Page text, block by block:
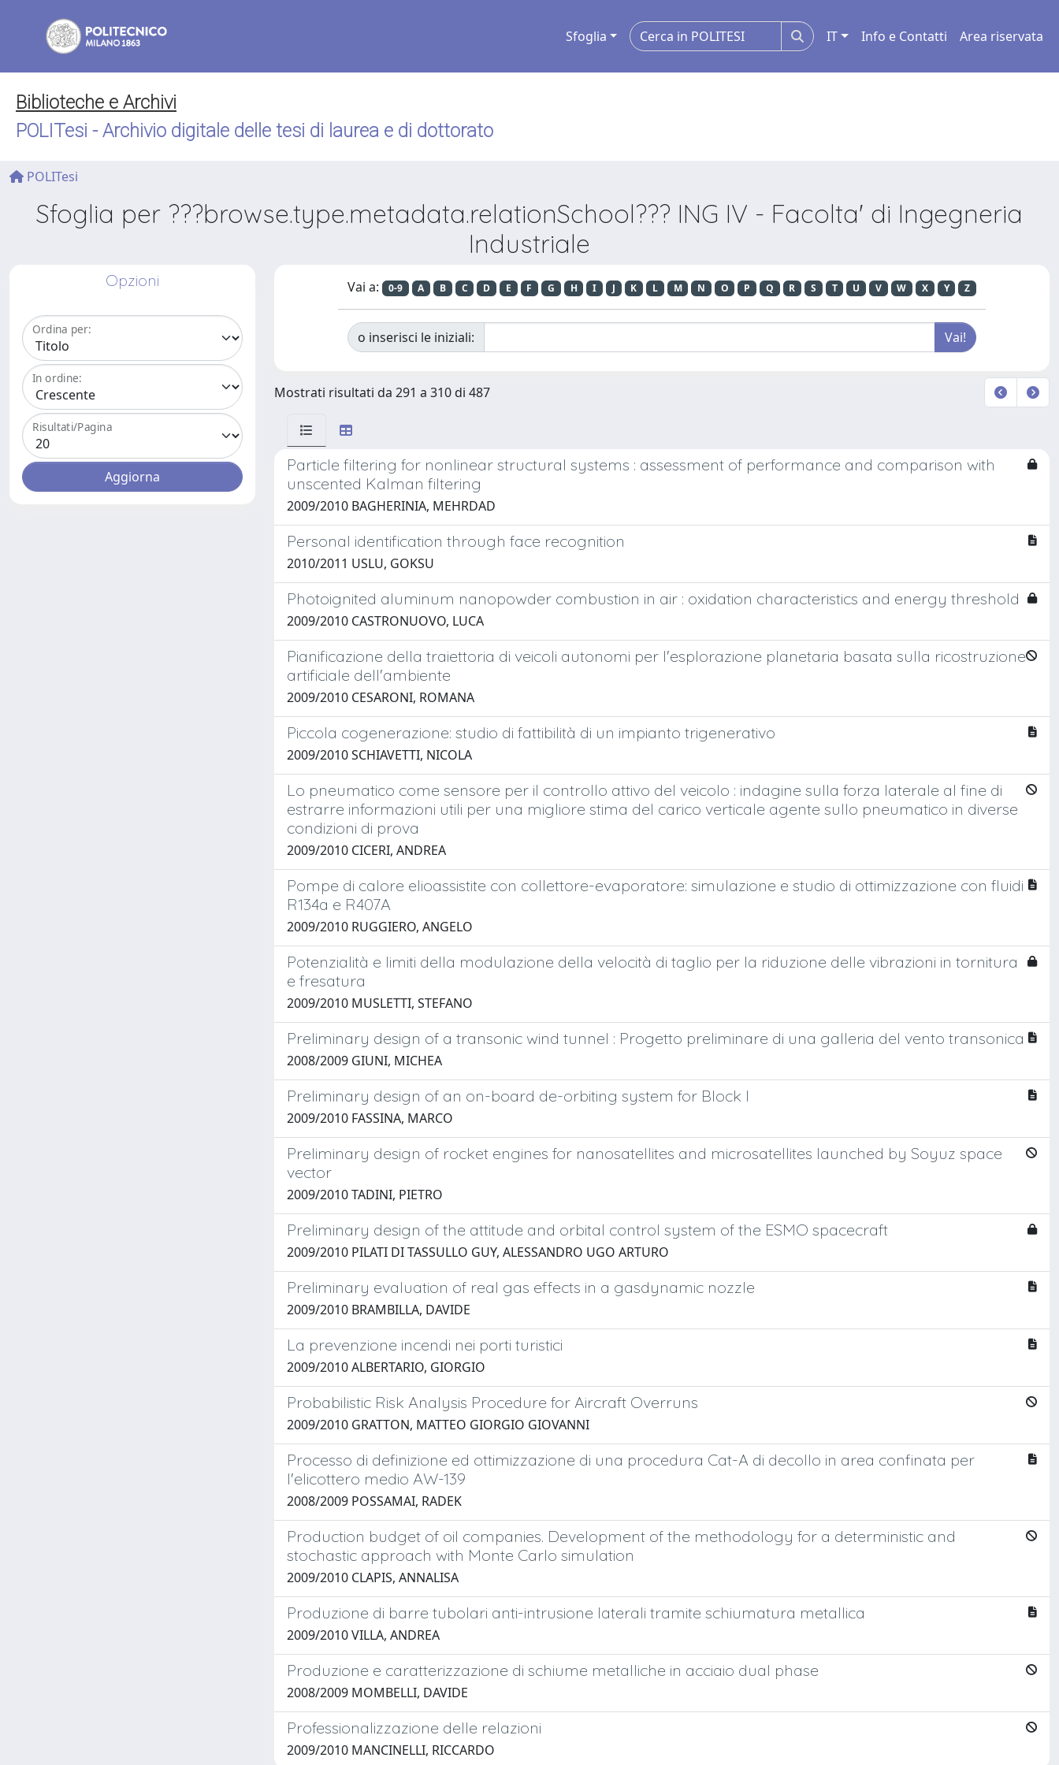
Sfoglia IT Info e Contatti Area riservata
Biblioteche e Archivi
POLITesi - Archivio digitale delle tesi di laurea e di dottorato
POLITesi
Sfoglia per ???browse.type.metadata.relationSchool??? ING IV - Facolta' di Ingegneria
Industriale
Opzioni
Ordina per:
In ordine:
Risultati/Pagina
Vai a: 0-9 A B C D E F G H I J K L M N O P Q R S T U V W X Y Z
o inserisci le iniziali:
Mostrati risultati da 291 a 310 di 487
Particle filtering for nonlinear structural systems : assessment of performance and comparison with
unscented Kalman filtering
2009/2010 BAGHERINIA, MEHRDAD
Personal identification through face recognition
2010/2011 USLU, GOKSU
Photoignited aluminum nanopowder combustion in air : oxidation characteristics and energy threshold
2009/2010 CASTRONUOVO, LUCA
Pianificazione della traiettoria di veicoli autonomi per l'esplorazione planetaria basata sulla ricostruzione
artificiale dell'ambiente
2009/2010 CESARONI, ROMANA
Piccola cogenerazione: studio di fattibilità di un impianto trigenerativo
2009/2010 SCHIAVETTI, NICOLA
Lo pneumatico come sensore per il controllo attivo del veicolo : indagine sulla forza laterale al fine di
estrarre informazioni utili per una migliore stima del carico verticale agente sullo pneumatico in diverse
condizioni di prova
2009/2010 CICERI, ANDREA
Pompe di calore elioassistite con collettore-evaporatore: simulazione e studio di ottimizzazione con fluidi
R134a e R407A
2009/2010 RUGGIERO, ANGELO
Potenzialità e limiti della modulazione della velocità di taglio per la riduzione delle vibrazioni in tornitura
e fresatura
2009/2010 MUSLETTI, STEFANO
Preliminary design of a transonic wind tunnel : Progetto preliminare di una galleria del vento transonica
2008/2009 GIUNI, MICHEA
Preliminary design of an on-board de-orbiting system for Block I
2009/2010 FASSINA, MARCO
Preliminary design of rocket engines for nanosatellites and microsatellites launched by Soyuz space
vector
2009/2010 TADINI, PIETRO
Preliminary design of the attitude and orbital control system of the ESMO spacecraft
2009/2010 PILATI DI TASSULLO GUY, ALESSANDRO UGO ARTURO
Preliminary evaluation of real gas effects in a gasdynamic nozzle
2009/2010 BRAMBILLA, DAVIDE
La prevenzione incendi nei porti turistici
2009/2010 ALBERTARIO, GIORGIO
Probabilistic Risk Analysis Procedure for Aircraft Overruns
2009/2010 GRATTON, MATTEO GIORGIO GIOVANNI
Processo di definizione ed ottimizzazione di una procedura Cat-A di decollo in area confinata per
l'elicottero medio AW-139
2008/2009 POSSAMAI, RADEK
Production budget of oil companies. Development of the methodology for a deterministic and
stochastic approach with Monte Carlo simulation
2009/2010 CLAPIS, ANNALISA
Produzione di barre tubolari anti-intrusione laterali tramite schiumatura metallica
2009/2010 VILLA, ANDREA
Produzione e caratterizzazione di schiume metalliche in acciaio dual phase
2008/2009 MOMBELLI, DAVIDE
Professionalizzazione delle relazioni
2009/2010 MANCINELLI, RICCARDO